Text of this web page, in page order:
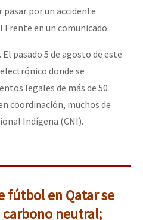
pasar por un accidente
en un comunicado.
pasado 5 de agosto de este
donde se
legales de más de 50
coordinación, muchos de
Indígena (CNI).
fútbol en Qatar se
carbono neutral;